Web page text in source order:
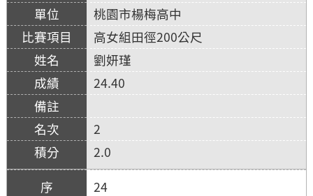
桃園市楊梅高中
高女組田徑200公尺
劉妍瑾
24.40
2
2.0
24